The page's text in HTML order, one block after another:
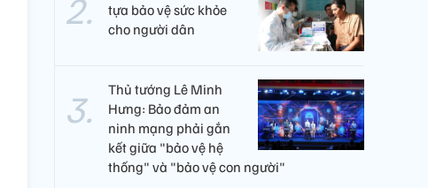
tựa bảo vệ sức khỏe
cho người dân
Thủ tướng Lê Minh
Hưng: Bảo đảm an
ninh mạng phải gắn
kết giữa "bảo vệ hệ
thống" và "bảo vệ con người"